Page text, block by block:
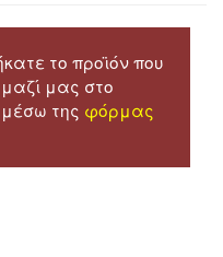
το προϊόν που
μας στο
της φόρμας